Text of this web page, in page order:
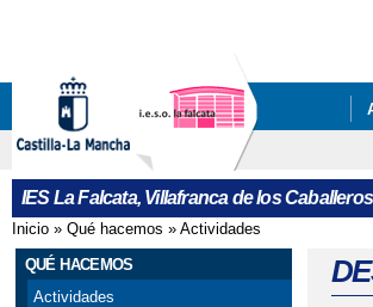
IES La Falcata, Villafranca de los
Se encuentra usted aquí
Inicio » Qué hacemos » Actividades
QUÉ HACEMOS
Actividades